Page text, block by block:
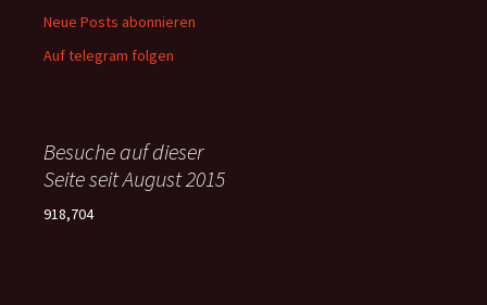
Neue Posts abonnieren
Auf telegram folgen
Besuche auf dieser
Seite seit August 2015
918,704